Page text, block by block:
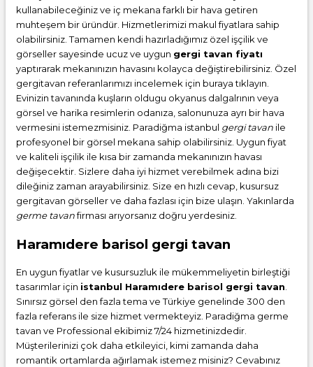
kullanabileceğiniz ve iç mekana farklı bir hava getiren
muhteşem bir üründür. Hizmetlerimizi makul fiyatlara sahip
olabilirsiniz. Tamamen kendi hazırladığımız özel işçilik ve
görseller sayesinde ucuz ve uygun gergi tavan fiyatı
yaptırarak mekanınızın havasını kolayca değiştirebilirsiniz. Özel
gergitavan referanlarımızı incelemek için buraya tıklayın.
Evinizin tavanında kuşların oldugu okyanus dalgalrının veya
görsel ve harika resimlerin odanıza, salonunuza ayrı bir hava
vermesini istemezmisiniz. Paradiğma istanbul gergi tavan ile
profesyonel bir görsel mekana sahip olabilirsiniz. Uygun fiyat
ve kaliteli işçilik ile kısa bir zamanda mekanınızın havası
değişecektir. Sizlere daha iyi hizmet verebilmek adına bizi
dileğiniz zaman arayabilirsiniz. Size en hızlı cevap, kusursuz
gergitavan görseller ve daha fazlası için bize ulaşın. Yakınlarda
germe tavanfirması arıyorsanız doğru yerdesiniz.
Haramıdere barisol gergi tavan
En uygun fiyatlar ve kusursuzluk ile mükemmeliyetin birleştiği
tasarımlar için istanbul Haramıdere barisol gergi tavan.
Sınırsız görsel den fazla tema ve Türkiye genelinde 300 den
fazla referans ile size hizmet vermekteyiz. Paradiğma germe
tavan ve Professional ekibimiz 7/24 hizmetinizdedir.
Müşterilerinizi çok daha etkileyici, kimi zamanda daha
romantik ortamlarda ağırlamak istemez misiniz? Cevabınız